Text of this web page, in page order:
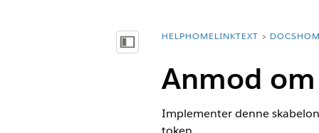
Vis indholdsfortegnelse
breadcrumbDescription
HELPHOMELINKTEXT
Anmod
Implementer denne